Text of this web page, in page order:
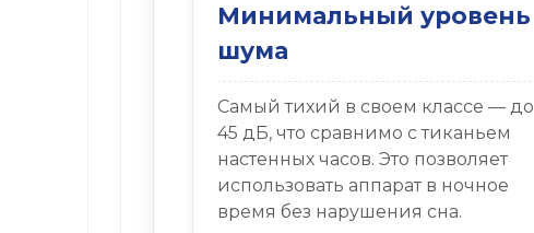
Минимальный уровень
шума
Самый тихий в своем классе — до
45 дБ, что сравнимо с тиканьем
настенных часов. Это позволяет
использовать аппарат в ночное
время без нарушения сна.